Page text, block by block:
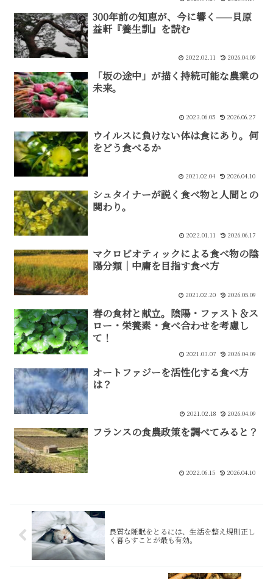
300年前の知恵が、今に響く——貝原
益軒『養生訓』を読む
2022.02.11 2026.04.09
「坂の途中」が描く持続可能な農業の
未来。
2023.06.05 2026.06.27
ウイルスに負けない体は食にあり。何
をどう食べるか
2021.02.04 2026.04.10
シュタイナーが説く食べ物と人間との
関わり。
2022.01.11 2026.06.17
マクロビオティックによる食べ物の陰
陽分類｜中庸を目指す食べ方
2021.02.20 2026.05.09
春の食材と献立。陰陽・ファスト＆ス
ロー・栄養素・食べ合わせを考慮し
て！
2021.03.07 2026.04.09
オートファジーを活性化する食べ方
は？
2021.02.18 2026.04.09
フランスの食農政策を調べてみると？
2022.06.15 2026.04.10
良質な睡眠をとるには、生活を整え規則正し
く暮らすことが最も有効。